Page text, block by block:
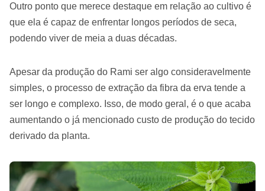
Outro ponto que merece destaque em relação ao cultivo é
que ela é capaz de enfrentar longos períodos de seca,
podendo viver de meia a duas décadas.
Apesar da produção do Rami ser algo consideravelmente
simples, o processo de extração da fibra da erva tende a
ser longo e complexo. Isso, de modo geral, é o que acaba
aumentando o já mencionado custo de produção do tecido
derivado da planta.